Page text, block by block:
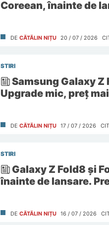
Coreean, înainte de
DE CĂTĂLIN NIȚU 20 / 07 / 2026
STIRI
Samsung Galaxy
Upgrade mic, preț
DE CĂTĂLIN NIȚU 17 / 07 / 2026
STIRI
Galaxy Z Fold8 și
înainte de lansare.
DE CĂTĂLIN NIȚU 16 / 07 / 2026